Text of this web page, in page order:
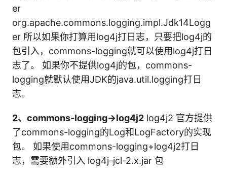
er
org.apache.commons.logging.impl.Jdk14Logg
er 所以如果你打算用log4j打日志，只要把log4j的
包引入，commons-logging就可以使用log4j打日
志了。 如果你不提供log4j的包，commons-
logging就默认使用JDK的java.util.logging打日
志。
2、commons-logging->log4j2 log4j2 官方提供
了commons-logging的Log和LogFactory的实现
包。 如果使用commons-logging+log4j2打日
志，需要额外引入 log4j-jcl-2.x.jar 包